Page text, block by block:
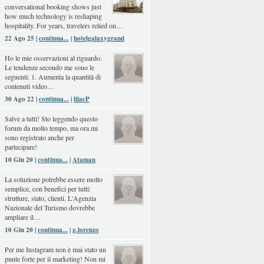
conversational booking shows just
how much technology is reshaping
hospitality. For years, travelers relied on…
22 Ago 25 |continua...|hotelgalaxygrand
Ho le mie osservazioni al riguardo.
Le tendenze secondo me sono le
seguenti: 1. Aumenta la quantità di
contenuti video…
30 Ago 22 |continua...|lilacP
Salve a tutti! Sto leggendo questo
forum da molto tempo, ma ora mi
sono registrato anche per
partecipare!
10 Giu 20 |continua...|Ataman
La soluzione potrebbe essere molto
semplice, con benefici per tutti:
strutture, stato, clienti. L'Agenzia
Nazionale del Turismo dovrebbe
ampliare il…
10 Giu 20 |continua...|g.lorenzo
Per me Instagram non è mai stato un
punte forte per il marketing! Non mi